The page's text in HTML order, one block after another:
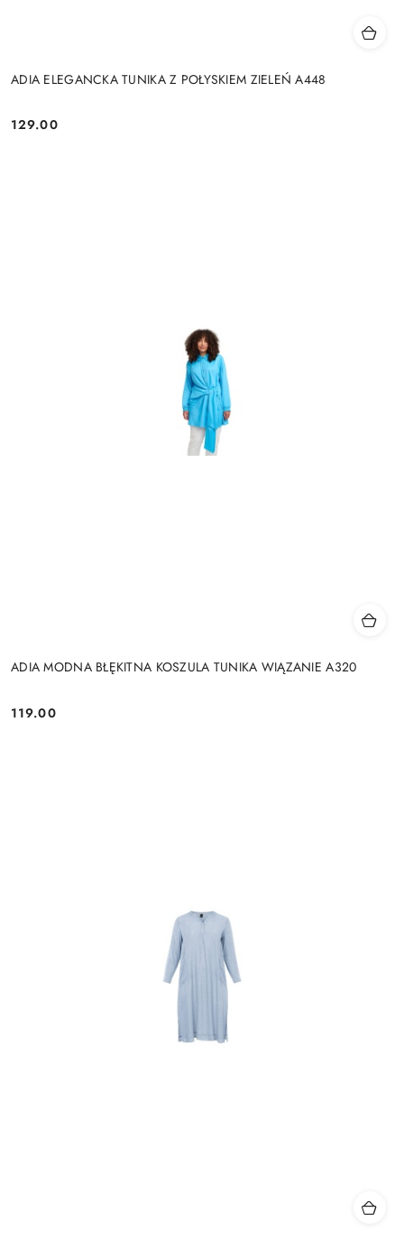
ADIA ELEGANCKA TUNIKA Z POŁYSKIEM ZIELEŃ A448
Cena:
129.00
ADIA MODNA BŁĘKITNA KOSZULA TUNIKA WIĄZANIE A320
Cena:
119.00